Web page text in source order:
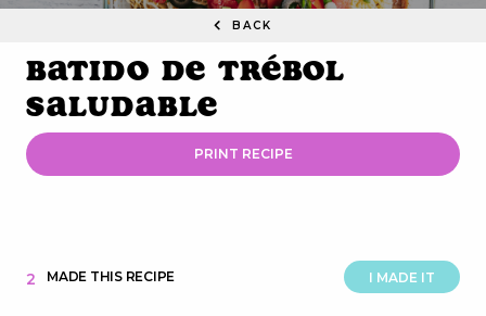
BACK
Batido de Trébol
Saludable
PRINT RECIPE
I MADE IT
2 MADE THIS RECIPE